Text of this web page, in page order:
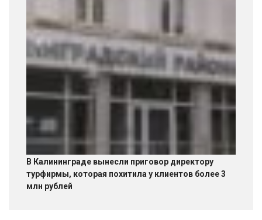
В Калининграде вынесли приговор директору
турфирмы, которая похитила у клиентов более 3
млн рублей